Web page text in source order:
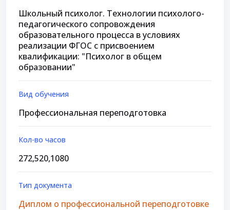
Школьный психолог. Технологии психолого-
педагогического сопровождения
образовательного процесса в условиях
реализации ФГОС с присвоением
квалификации: "Психолог в общем
образовании"
Вид обучения
Профессиональная переподготовка
Кол-во часов
272,520,1080
Тип документа
Диплом о профессиональной переподготовке